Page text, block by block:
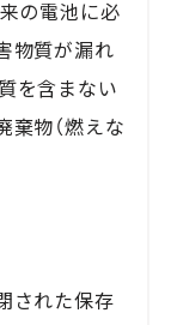
の電池に必
物質が漏れ
を含まない
棄物（燃えな
された保存